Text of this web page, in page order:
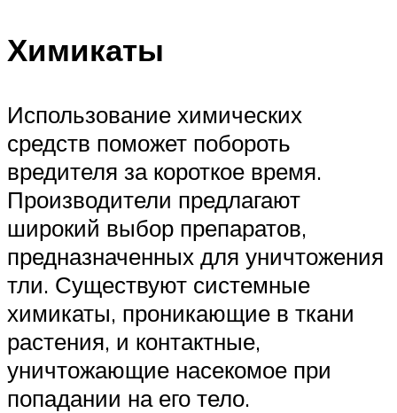
Химикаты
Использование химических
средств поможет побороть
вредителя за короткое время.
Производители предлагают
широкий выбор препаратов,
предназначенных для уничтожения
тли. Существуют системные
химикаты, проникающие в ткани
растения, и контактные,
уничтожающие насекомое при
попадании на его тело.